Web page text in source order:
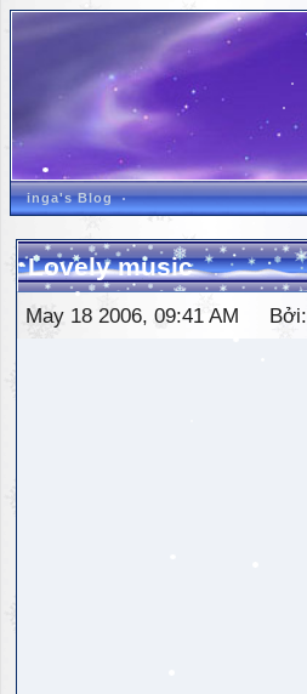
inga's Blog
Lovely music
May 18 2006, 09:41 AM Bởi: